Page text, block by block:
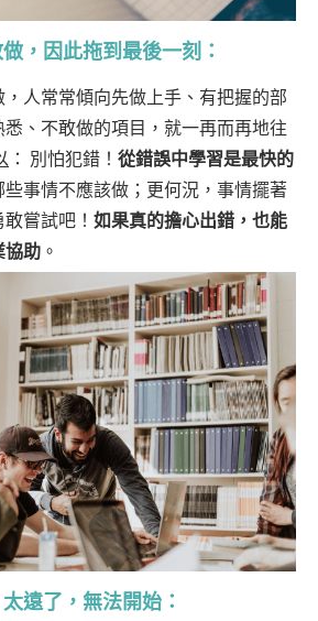
，因此拖到最後一刻：
人常常傾向先做上手、有把握的部
、不敢做的項目，就一再而再地往
： 別怕犯錯！ 從錯誤中學習是最快的
些事情不應該做；更何況，事情擺著
嘗試吧！ 如果真的擔心出錯，也能
協助 。
遠了，無法開始：